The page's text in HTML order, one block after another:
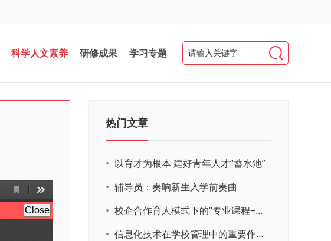
科学人文素养 研修成果 学习专题
热门文章
• 以育才为根本 建好青年人才“蓄水池”
• 辅导员：奏响新生入学前奏曲
•
校企合作育人模式下的“专业课程+思政教育+党建活动”交叉融合的课程思政教学探索与实践
•
信息化技术在学校管理中的重要作用 ——以贵州省威宁民族中学和校园使用等为例